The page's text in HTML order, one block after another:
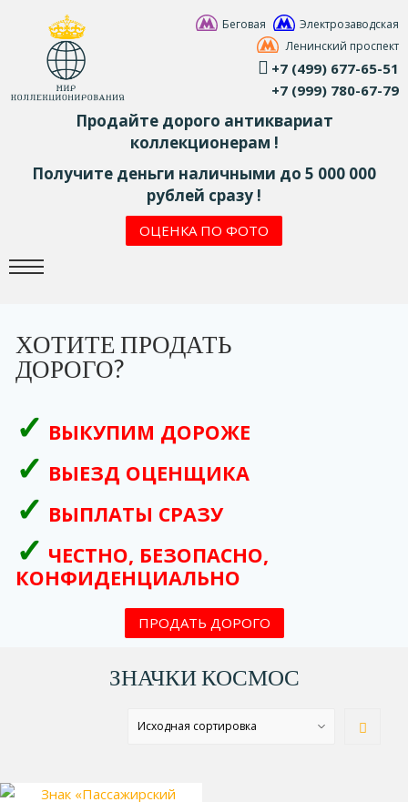
Беговая
Электрозаводская
Ленинский проспект
+7 (499) 677-65-51
+7 (999) 780-67-79
Продайте дорого антиквариат
коллекционерам !
Получите деньги наличными до 5 000 000
рублей сразу !
ОЦЕНКА ПО ФОТО
ХОТИТЕ ПРОДАТЬ
ДОРОГО?
ВЫКУПИМ ДОРОЖЕ
ВЫЕЗД ОЦЕНЩИКА
ВЫПЛАТЫ СРАЗУ
ЧЕСТНО, БЕЗОПАСНО,
КОНФИДЕНЦИАЛЬНО
ПРОДАТЬ ДОРОГО
ЗНАЧКИ КОСМОС